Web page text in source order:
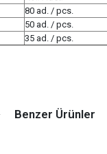
80 ad. / pcs.
50 ad. / pcs.
35 ad. / pcs.
Benzer Ürünler